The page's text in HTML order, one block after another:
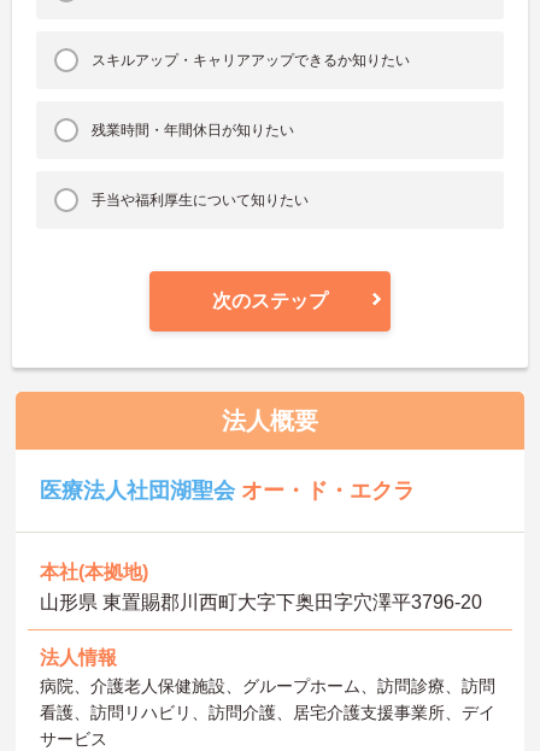
スキルアップ・キャリアアップできるか知りたい
残業時間・年間休日が知りたい
手当や福利厚生について知りたい
次のステップ
法人概要
医療法人社団湖聖会 オー・ド・エクラ
本社(本拠地)
山形県 東置賜郡川西町大字下奥田字穴澤平3796-20
法人情報
病院、介護老人保健施設、グループホーム、訪問診療、訪問
看護、訪問リハビリ、訪問介護、居宅介護支援事業所、デイ
サービス